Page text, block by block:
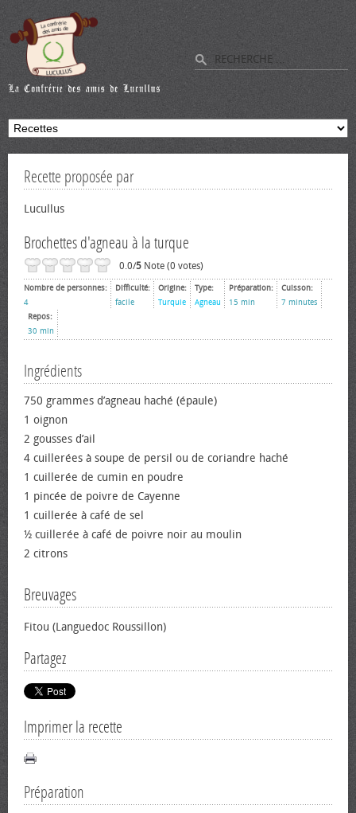
Recette proposée par
Lucullus
Brochettes d'agneau à la turque
0.0/5 Note (0 votes)
Nombre de personnes:
4
Difficulté:
facile
Origine:
Turquie
Type:
Agneau
Préparation:
15 min
Cuisson:
7 minutes
Repos:
30 min
Ingrédients
750 grammes d’agneau haché (épaule)
1 oignon
2 gousses d’ail
4 cuillerées à soupe de persil ou de coriandre haché
1 cuillerée de cumin en poudre
1 pincée de poivre de Cayenne
1 cuillerée à café de sel
½ cuillerée à café de poivre noir au moulin
2 citrons
Breuvages
Fitou (Languedoc Roussillon)
Partagez
Imprimer la recette
Préparation